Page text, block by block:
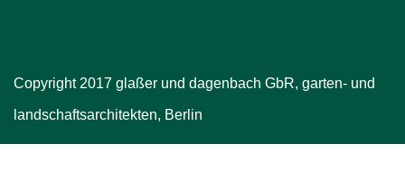
Copyright 2017 glaßer und dagenbach GbR, garten- und
landschaftsarchitekten, Berlin